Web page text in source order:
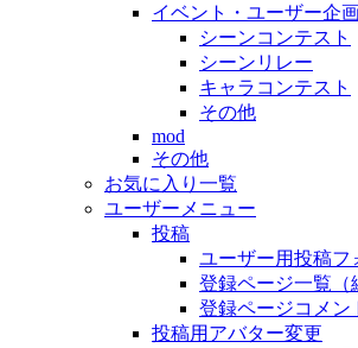
イベント・ユーザー企
シーンコンテスト
シーンリレー
キャラコンテスト
その他
mod
その他
お気に入り一覧
ユーザーメニュー
投稿
ユーザー用投稿フ
登録ページ一覧（
登録ページコメン
投稿用アバター変更